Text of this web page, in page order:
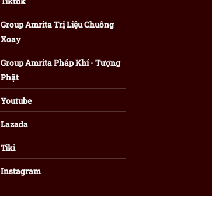
Group Amrita Trị Liệu Chuông
Xoay
Group Amrita Pháp Khí - Tượng
Phật
Youtube
Lazada
Tiki
Instagram